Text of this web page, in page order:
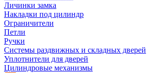
Личинки замка
Накладки под цилиндр
Ограничители
Петли
Ручки
Системы раздвижных и складных дверей
Уплотнители для дверей
Цилиндровые механизмы